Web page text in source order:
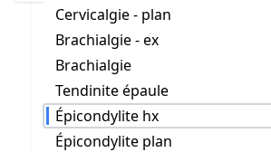
Cervicalgie - plan
Brachialgie - ex
Brachialgie
Tendinite épaule
Épicondylite hx
Épicondylite plan